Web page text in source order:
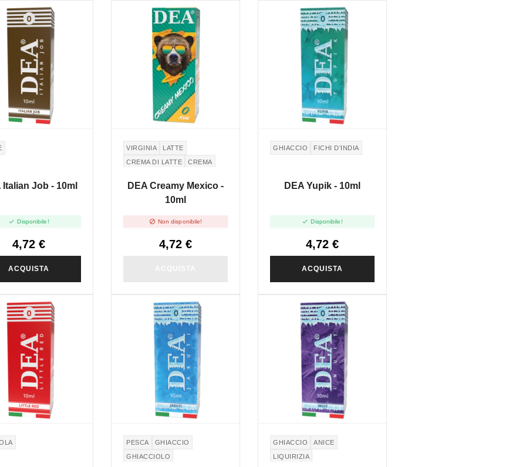
Italian Job - 10ml
 Disponibile!
4,72 €
ACQUISTA
VIRGINIA
LATTE
CREMA DI LATTE
CREMA
DEA Creamy Mexico -
10ml
 Non disponibile!
4,72 €
GHIACCIO FICHI D’INDIA
DEA Yupik - 10ml
 Disponibile!
4,72 €
ACQUISTA
PESCA
GHIACCIO
GHIACCIOLO
GHIACCIO
ANICE
LIQUIRIZIA